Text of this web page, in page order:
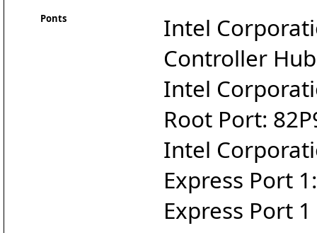
Ponts
Intel
Controller Hub
Intel
Root Port:
Intel
Express Port
Express Port 1